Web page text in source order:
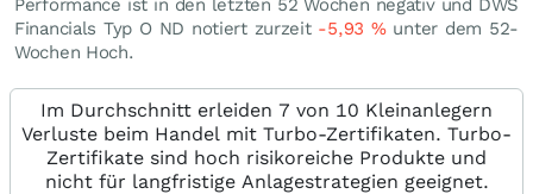
Performance ist in den letzten 52 Wochen negativ und DWS
Financials Typ O ND notiert zurzeit -5,93 %unter dem 52-
Wochen Hoch.
Im Durchschnitt erleiden 7 von 10 Kleinanlegern
Verluste beim Handel mit Turbo-Zertifikaten. Turbo-
Zertifikate sind hoch risikoreiche Produkte und
nicht für langfristige Anlagestrategien geeignet.